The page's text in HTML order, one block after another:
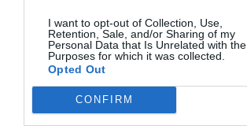
I want to opt-out of Collection, Use,
Retention, Sale, and/or Sharing of my
Personal Data that Is Unrelated with the
Purposes for which it was collected.
Opted Out
CONFIRM